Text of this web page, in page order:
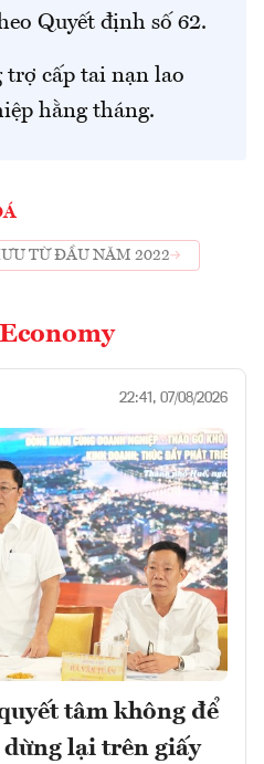
Quyết định số 62.
trợ cấp tai nạn lao
hằng tháng.
TỪ ĐẦU NĂM 2022
22:41, 07/08/2026
tâm không để
dừng lại trên giấy